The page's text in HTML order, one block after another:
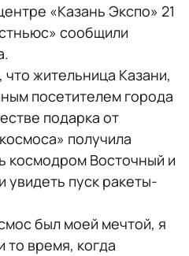
«Казань Экспо» 21
сообщили
жительница Казани,
посетителем города
подарка от
получила
космодром Восточный и
увидеть пуск ракеты-
был моей мечтой, я
то время, когда